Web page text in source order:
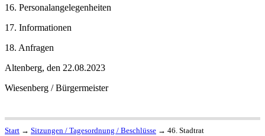
16. Personalangelegenheiten
17. Informationen
18. Anfragen
Altenberg, den 22.08.2023
Wiesenberg / Bürgermeister
Start → Sitzungen / Tagesordnung / Beschlüsse → 46. Stadtrat